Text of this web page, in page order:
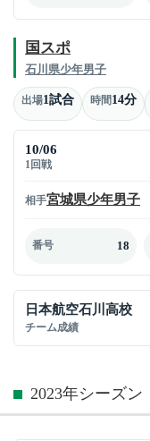
国スポ
石川県少年男子
出場1試合 時間14分
10/06
1回戦
相手宮城県少年男子
番号 18
日本航空石川高校
チーム成績
2023年シーズン